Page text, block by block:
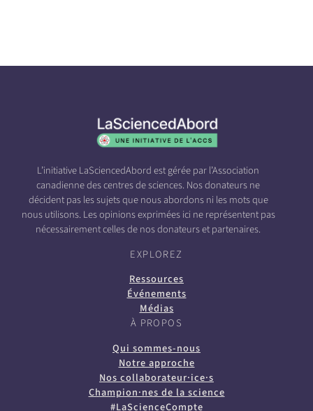
L’initiative LaSciencedAbord est gérée par l’Association
canadienne des centres de sciences. Nos donateurs ne
décident pas les sujets que nous abordons ni les mots que
nous utilisons. Les opinions exprimées ici ne représentent pas
nécessairement celles de nos donateurs et partenaires.
EXPLOREZ
Ressources
Événements
Médias
À PROPOS
Qui sommes-nous
Notre approche
Nos collaborateur·ice·s
Champion·nes de la science
#LaScienceCompte